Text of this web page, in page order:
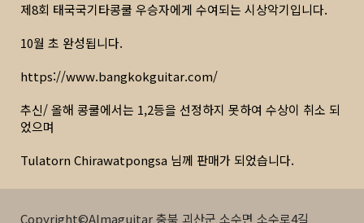
제8회 태국국기타콩쿨 우승자에게 수여되는 시상악기입니다.
10월 초 완성됩니다.
https://www.bangkokguitar.com/
추신/ 올해 콩쿨에서는 1,2등을 선정하지 못하여 수상이 취소 되
었으며
Tulatorn Chirawatpongsa 님께 판매가 되었습니다.
Copyright©Almaguitar 충북 괴산군 소수면 소수로4길